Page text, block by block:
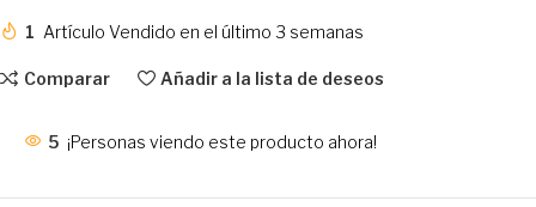
1 Artículo Vendido en el último 3 semanas
Comparar Añadir a la lista de deseos
5 ¡Personas viendo este producto ahora!